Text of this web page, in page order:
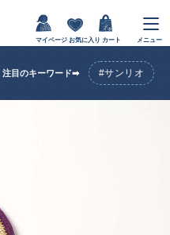
マイページ お気に入り カート メニュー
注目のキーワード➡ #サンリオ